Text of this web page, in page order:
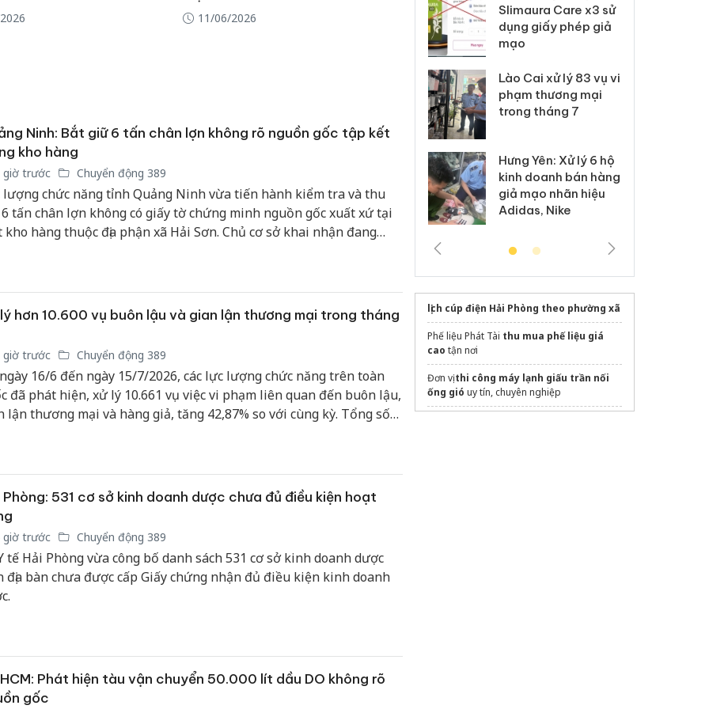
11/06/2026
Ninh: Bắt giữ 6 tấn chân lợn không rõ nguồn gốc tập kết
kho hàng
giờ trước Chuyển động 389
lượng chức năng tỉnh Quảng Ninh vừa tiến hành kiểm tra và thu
tấn chân lợn không có giấy tờ chứng minh nguồn gốc xuất xứ tại
kho hàng thuộc địa phận xã Hải Sơn. Chủ cơ sở khai nhận đang
hơn 10.600 vụ buôn lậu và gian lận thương mại trong tháng
giờ trước Chuyển động 389
16/6 đến ngày 15/7/2026, các lực lượng chức năng trên toàn
đã phát hiện, xử lý 10.661 vụ việc vi phạm liên quan đến buôn lậu,
lận thương mại và hàng giả, tăng 42,87% so với cùng kỳ. Tổng số
Phòng: 531 cơ sở kinh doanh dược chưa đủ điều kiện hoạt
giờ trước Chuyển động 389
tế Hải Phòng vừa công bố danh sách 531 cơ sở kinh doanh dược
địa bàn chưa được cấp Giấy chứng nhận đủ điều kiện kinh doanh
Phát hiện tàu vận chuyển 50.000 lít dầu DO không rõ
gốc
bán yến sào giả
bán bình sữa
Moyuum giả
Slimaura Care x3 sử
dụng giấy phép giả
mạo
Lào Cai xử lý 83 vụ vi
phạm thương mại
trong tháng 7
Hưng Yên: Xử lý 6 hộ
kinh doanh bán hàng
giả mạo nhãn hiệu
Adidas, Nike
lịch cúp điện Hải Phòng theo phường xã
Phế liệu Phát Tài thu mua phế liệu giá
cao tận nơi
Đơn vịthi công máy lạnh giấu trần nối
ống gió uy tín, chuyên nghiệp